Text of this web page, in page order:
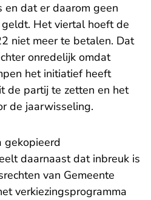
dat er daarom geen
Het viertal hoeft de
niet meer te betalen. Dat
onredelijk omdat
het initiatief heeft
de partij te zetten en het
de jaarwisseling.
gekopieerd
daarnaast dat inbreuk is
van Gemeente
verkiezingsprogramma